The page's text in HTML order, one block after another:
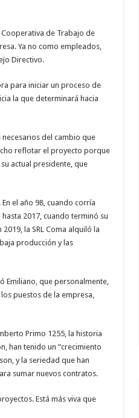
de Trabajo de
Ya no como empleados,
Directivo.
para iniciar un proceso de
la que determinará hacia
del cambio que
reflotar el proyecto porque
actual presidente, que
el año 98, cuando corría
2017, cuando terminó su
la SRL Coma alquiló la
producción y las
Emiliano, que personalmente,
puestos de la empresa,
Primo 1255, la historia
han tenido un “crecimiento
y la seriedad que han
sumar nuevos contratos.
Está más viva que